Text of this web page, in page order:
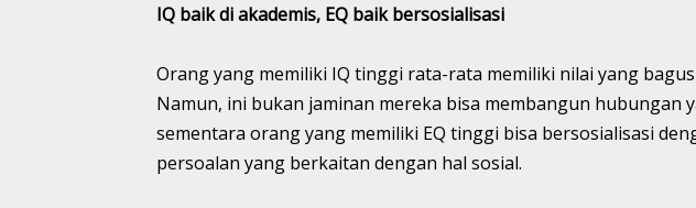
IQ baik di akademis, EQ baik bersosialisasi
Orang yang memiliki IQ tinggi rata-rata memiliki nilai yang
Namun, ini bukan jaminan mereka bisa membangun hubungan
sementara orang yang memiliki EQ tinggi bisa bersosialisasi
persoalan yang berkaitan dengan hal sosial.